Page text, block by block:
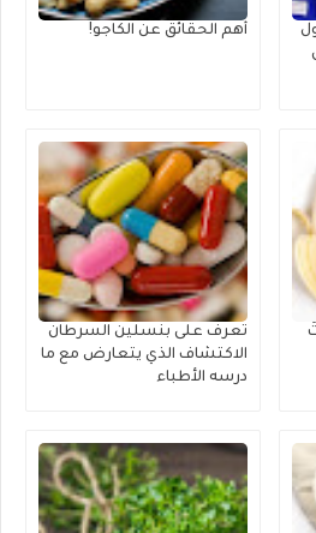
أهم الحقائق عن الكاجو!
تعرف على بنسلين السرطان
الاكتشاف الذي يتعارض مع ما
درسه الأطباء